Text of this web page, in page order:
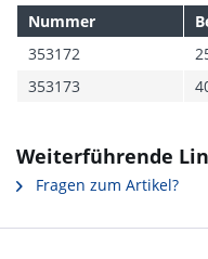
Nummer
353172
353173
Weiterführende
Fragen zum Artikel?